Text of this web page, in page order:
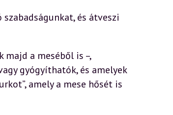
és átveszi
a meséből is –,
gyógyíthatók, és amelyek
amely a mese hősét is